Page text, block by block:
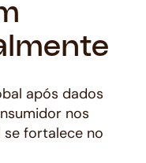
após dados
nos
se fortalece no